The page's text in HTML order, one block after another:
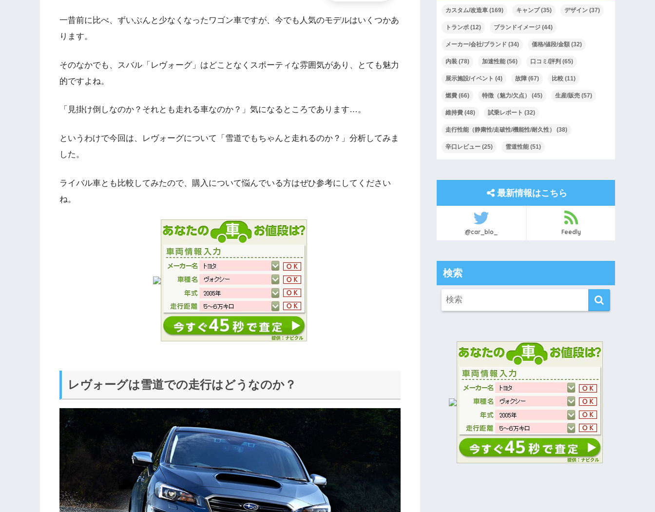
一昔前に比べ、ずいぶんと少なくなったワゴン車ですが、今でも人気のモデルはいくつかあ
ります。
そのなかでも、スバル「レヴォーグ」はどことなくスポーティな雰囲気があり、とても魅力
的ですよね。
「見掛け倒しなのか？それとも走れる車なのか？」気になるところであります…。
というわけで今回は、レヴォーグについて「雪道でもちゃんと走れるのか？」分析してみま
した。
ライバル車とも比較してみたので、購入について悩んでいる方はぜひ参考にしてください
ね。
レヴォーグは雪道での走行はどうなのか？
カスタム/改造車 (169) キャンプ(35) デザイン (37)
トランポ (12) ブランドイメージ (44)
メーカー/会社/ブランド (34) 価格/値段/金額 (32)
内装 (78) 加速性能 (56) 口コミ/評判 (65)
展示施設/イベント (4) 故障 (67) 比較 (11)
燃費 (66) 特徴（魅力/欠点） (45) 生産/販売 (57)
維持費 (48) 試乗レポート (32)
走行性能（静粛性/走破性/機能性/耐久性） (38)
辛口レビュー (25) 雪道性能 (51)
最新情報はこちら
@car_blo_ Feedly
検索